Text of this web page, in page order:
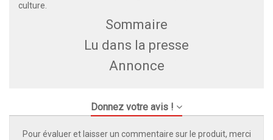
culture.
Sommaire
Lu dans la presse
Annonce
Donnez votre avis !
Pour évaluer et laisser un commentaire sur le produit, merci